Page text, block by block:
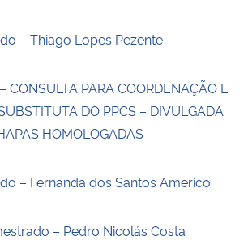
– Thiago Lopes Pezente
PARA COORDENAÇÃO E
DO PPCS – DIVULGADA
HOMOLOGADAS
– Fernanda dos Santos Americo
– Pedro Nicolás Costa